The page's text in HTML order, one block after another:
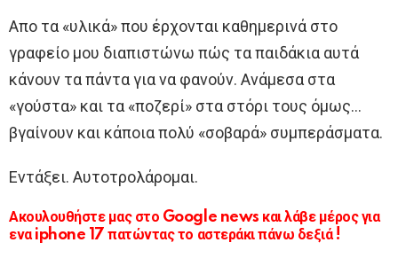
Απο τα «υλικά» που έρχονται καθημερινά στο
γραφείο μου διαπιστώνω πώς τα παιδάκια αυτά
κάνουν τα πάντα για να φανούν. Ανάμεσα στα
«γούστα» και τα «ποζερί» στα στόρι τους όμως…
βγαίνουν και κάποια πολύ «σοβαρά» συμπεράσματα.
Εντάξει. Αυτοτρολάρομαι.
Ακουλουθήστε μας στο Google news και λάβε μέρος για
ενα iphone 17 πατώντας το αστεράκι πάνω δεξιά !